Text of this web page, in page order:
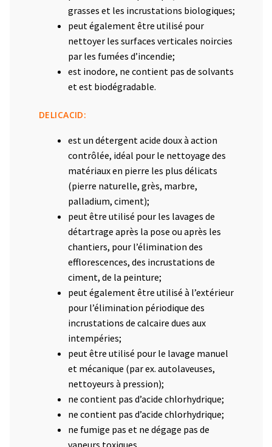
grasses et les incrustations biologiques;
peut également être utilisé pour
nettoyer les surfaces verticales noircies
par les fumées d’incendie;
est inodore, ne contient pas de solvants
et est biodégradable.
DELICACID:
est un détergent acide doux à action
contrôlée, idéal pour le nettoyage des
matériaux en pierre les plus délicats
(pierre naturelle, grès, marbre,
palladium, ciment);
peut être utilisé pour les lavages de
détartrage après la pose ou après les
chantiers, pour l’élimination des
efflorescences, des incrustations de
ciment, de la peinture;
peut également être utilisé à l’extérieur
pour l’élimination périodique des
incrustations de calcaire dues aux
intempéries;
peut être utilisé pour le lavage manuel
et mécanique (par ex. autolaveuses,
nettoyeurs à pression);
ne contient pas d’acide chlorhydrique;
ne contient pas d’acide chlorhydrique;
ne fumige pas et ne dégage pas de